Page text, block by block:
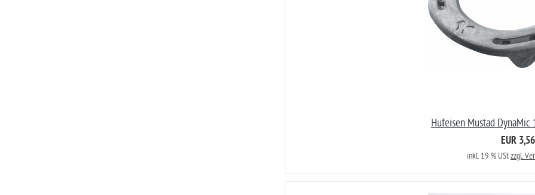
Hufeisen Mustad
EUR 3,56
inkl. 19 % UStzzgl.